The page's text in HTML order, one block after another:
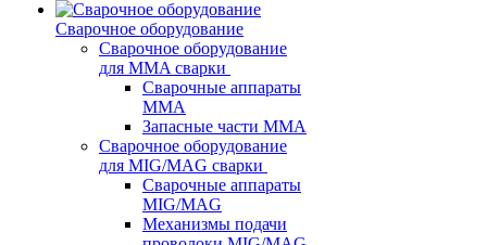
Сварочное оборудование
Сварочное оборудование
для MMA сварки
Сварочные аппараты
MMA
Запасные части MMA
Сварочное оборудование
для MIG/MAG сварки
Сварочные аппараты
MIG/MAG
Механизмы подачи